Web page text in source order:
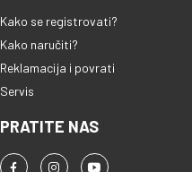
Kako se registrovati?
Kako naručiti?
Reklamacija i povrati
Servis
PRATITE NAS